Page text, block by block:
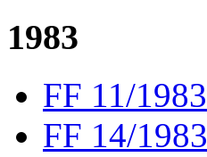
1983
FF 11/1983
FF 14/1983